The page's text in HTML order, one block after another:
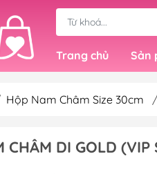
Trang chủ
Sản
Túi Mới Về - Có
Hộp Nam Châm Size 30cm /
CHÂM DI GOLD (VIP